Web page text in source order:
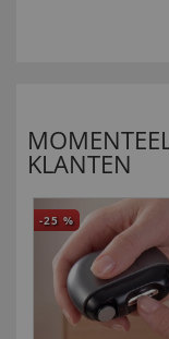
KLANTEN
-25 %